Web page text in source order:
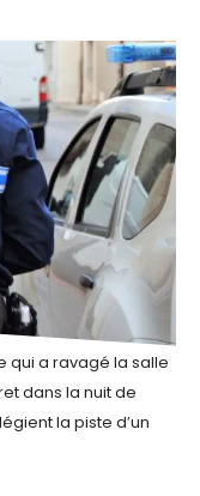
qui a ravagé la salle
dans la nuit de
la piste d’un